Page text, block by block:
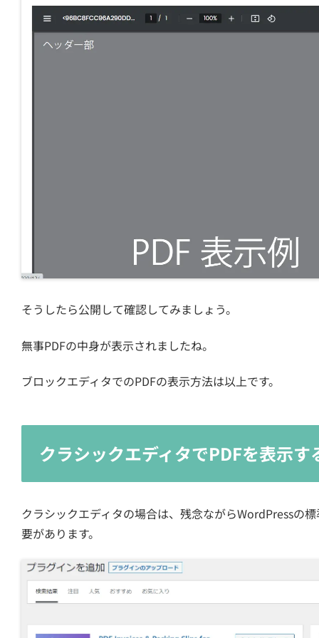
そうしたら公開して確認してみましょう。
無事PDFの中身が表示されましたね。
ブロックエディタでのPDFの表示方法は以上です。
クラシックエディタでPDFを表示す
クラシックエディタの場合は、残念ながらWordPressの
要があります。